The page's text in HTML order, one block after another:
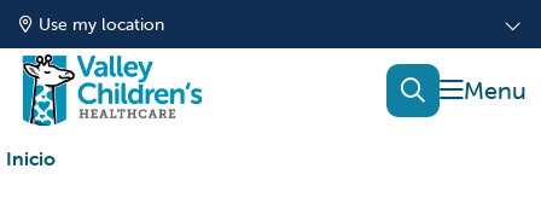
Use my location
show
search
Inicio